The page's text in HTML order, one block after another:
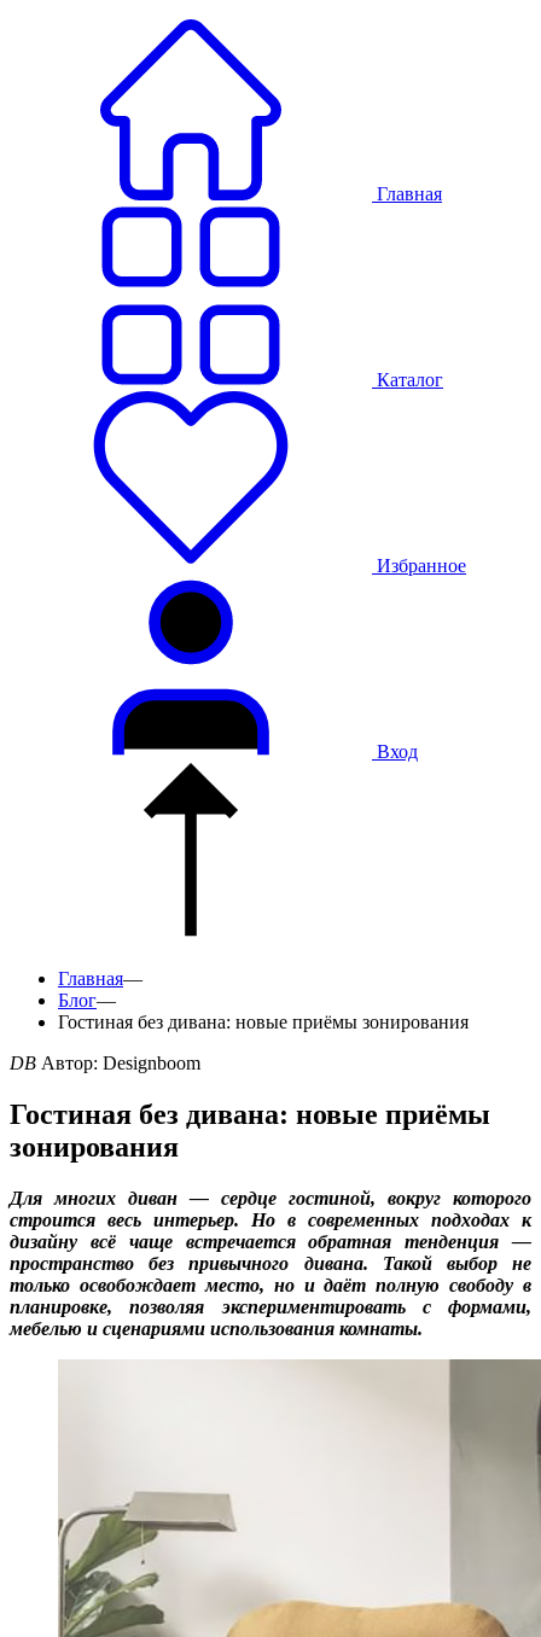
Главная
Каталог
Избранное
Вход
Главная—
Блог—
Гостиная без дивана: новые приёмы зонирования
DB Автор: Designboom
Гостиная без дивана: новые приёмы
зонирования
Для многих диван — сердце гостиной, вокруг которого
строится весь интерьер. Но в современных подходах к
дизайну всё чаще встречается обратная тенденция —
пространство без привычного дивана. Такой выбор не
только освобождает место, но и даёт полную свободу в
планировке, позволяя экспериментировать с формами,
мебелью и сценариями использования комнаты.